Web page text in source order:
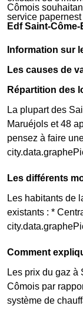
Cômois
service
Edf Saint-
Information sur
Les causes de
Répartition des
La plupart des
Maruéjols et 48
pensez à faire
Les différents
Les habitants de
existants : *
Comment
Les prix du gaz
Cômois par
système de